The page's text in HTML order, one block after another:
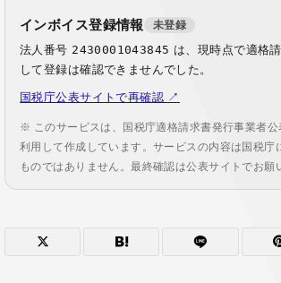
インボイス登録情報 未登録
法人番号 2430001043845 は、現時点で適格
して登録は確認できませんでした。
国税庁公表サイトで再確認 ↗
※ このサービスは、国税庁適格請求書発行事業者公
利用して作成しています。サービスの内容は国税庁
ものではありません。最終確認は公表サイトでお願